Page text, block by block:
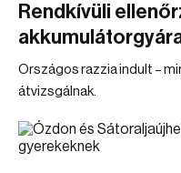
Rendkívüli
Országos razzia indult –
átvizsgálnak.